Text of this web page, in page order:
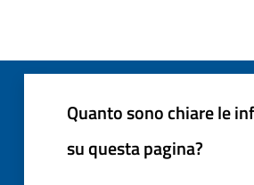
Quanto sono chiare le
su questa pagina?